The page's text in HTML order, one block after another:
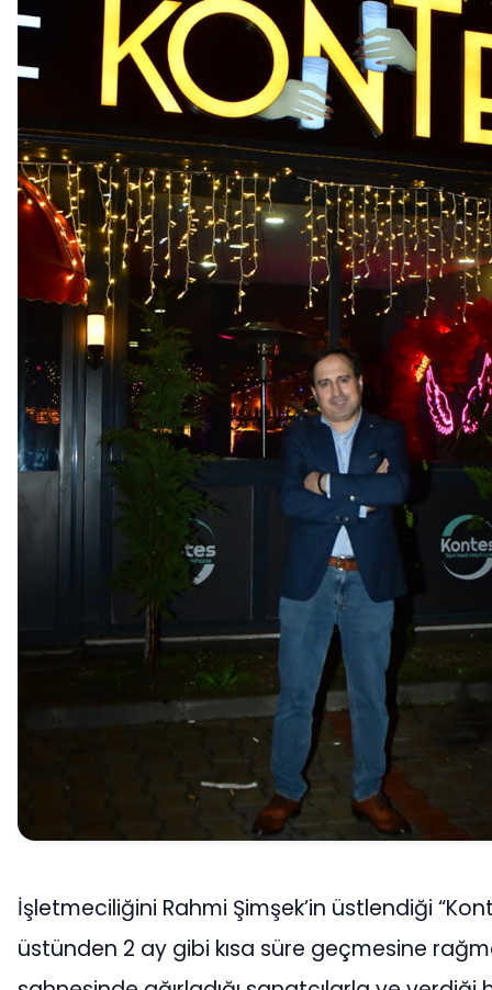
İşletmeciliğini Rahmi Şimşek’in üstlendiği
üstünden 2 ay gibi kısa süre geçmesine